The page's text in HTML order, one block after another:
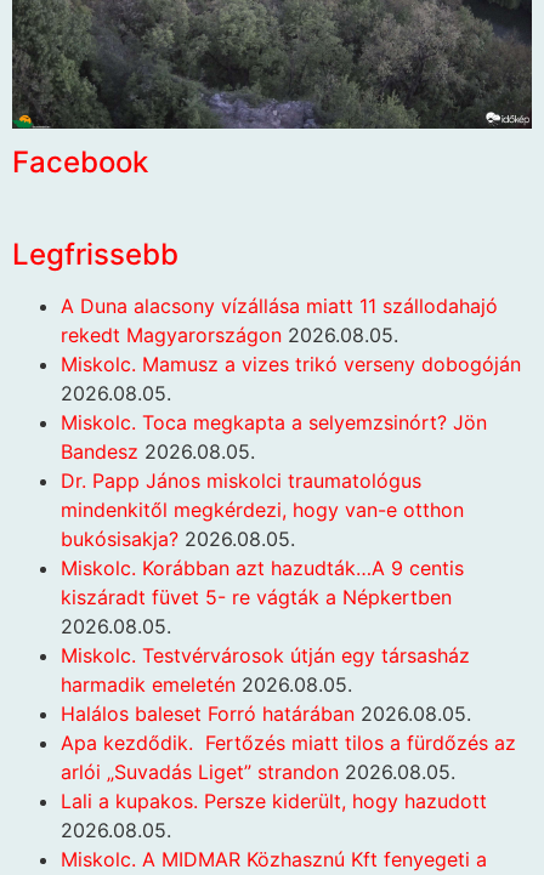
Facebook
Legfrissebb
A Duna alacsony vízállása miatt 11 szállodahajó
rekedt Magyarországon 2026.08.05.
Miskolc. Mamusz a vizes trikó verseny dobogóján
2026.08.05.
Miskolc. Toca megkapta a selyemzsinórt? Jön
Bandesz 2026.08.05.
Dr. Papp János miskolci traumatológus
mindenkitől megkérdezi, hogy van-e otthon
bukósisakja? 2026.08.05.
Miskolc. Korábban azt hazudták…A 9 centis
kiszáradt füvet 5- re vágták a Népkertben
2026.08.05.
Miskolc. Testvérvárosok útján egy társasház
harmadik emeletén 2026.08.05.
Halálos baleset Forró határában 2026.08.05.
Apa kezdődik. Fertőzés miatt tilos a fürdőzés az
arlói „Suvadás Liget” strandon 2026.08.05.
Lali a kupakos. Persze kiderült, hogy hazudott
2026.08.05.
Miskolc. A MIDMAR Közhasznú Kft fenyegeti a